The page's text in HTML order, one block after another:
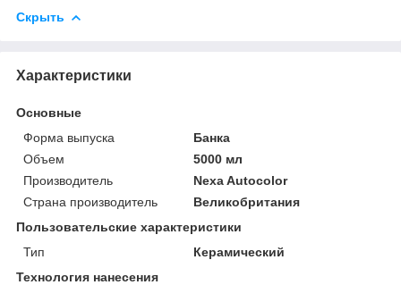
Скрыть
Характеристики
Основные
Форма выпуска
Банка
Объем
5000 мл
Производитель
Nexa Autocolor
Страна производитель
Великобритания
Пользовательские характеристики
Тип
Керамический
Технология нанесения